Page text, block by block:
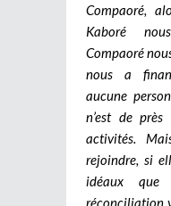
Compaoré,
Kaboré
Compaoré
nous a
aucune
n’est de
activités.
rejoindre, si
idéaux
réconciliation